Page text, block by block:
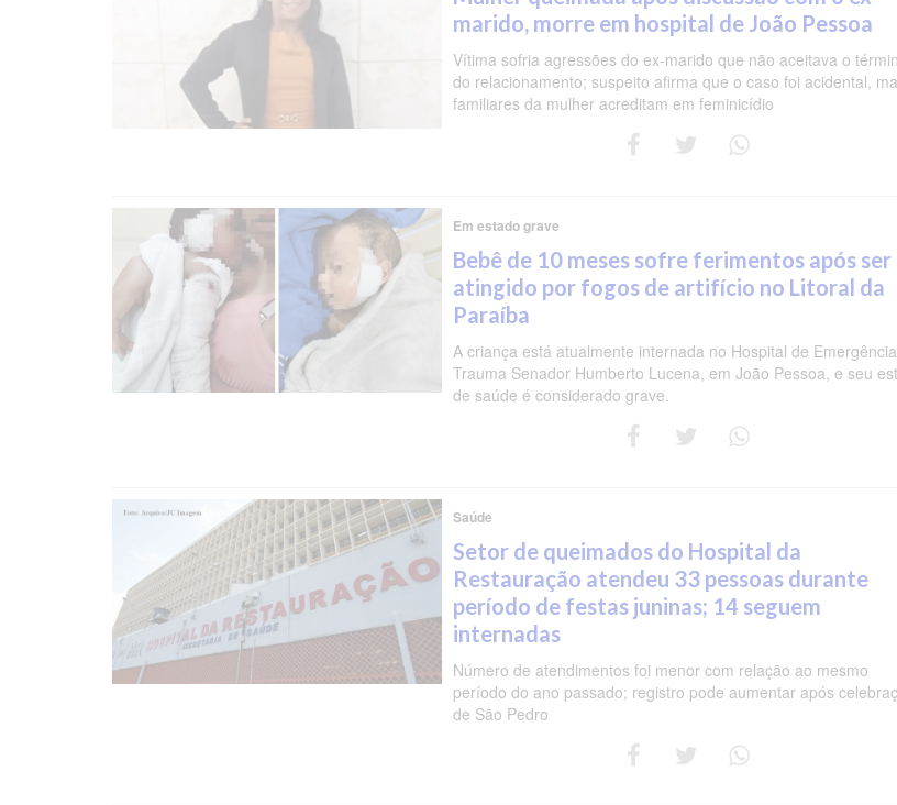
marido, morre em hospital de João Pessoa
Vítima sofria agressões do ex-marido que não aceitava o
do relacionamento; suspeito afirma que o caso foi acidental,
familiares da mulher acreditam em feminicídio
Em estado grave
Bebê de 10 meses sofre ferimentos após ser
atingido por fogos de artifício no Litoral da
Paraíba
A criança está atualmente internada no Hospital de
Trauma Senador Humberto Lucena, em João Pessoa, e seu
de saúde é considerado grave.
Saúde
Setor de queimados do Hospital da
Restauração atendeu 33 pessoas durante
período de festas juninas; 14 seguem
internadas
Número de atendimentos foi menor com relação ao mesmo
período do ano passado; registro pode aumentar após
de São Pedro